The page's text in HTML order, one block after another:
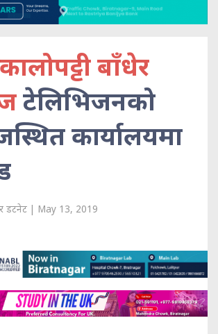
बाँधेर
टेलिभिजनको
कार्यालयमा
डटनेट | May 13, 2019